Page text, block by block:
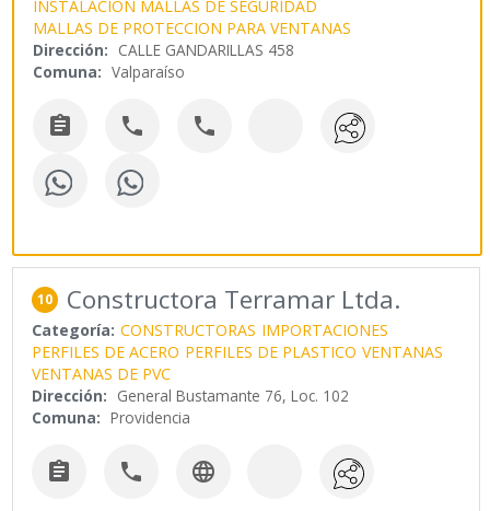
INSTALACION MALLAS DE SEGURIDAD
MALLAS DE PROTECCION PARA VENTANAS
Dirección: CALLE GANDARILLAS 458
Comuna: Valparaíso
  
10 Constructora Terramar Ltda.
Categoría: CONSTRUCTORAS IMPORTACIONES
PERFILES DE ACERO PERFILES DE PLASTICO VENTANAS
VENTANAS DE PVC
Dirección: General Bustamante 76, Loc. 102
Comuna: Providencia
  